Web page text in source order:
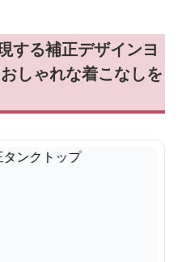
する補正デザインヨ
しゃれな着こなしを